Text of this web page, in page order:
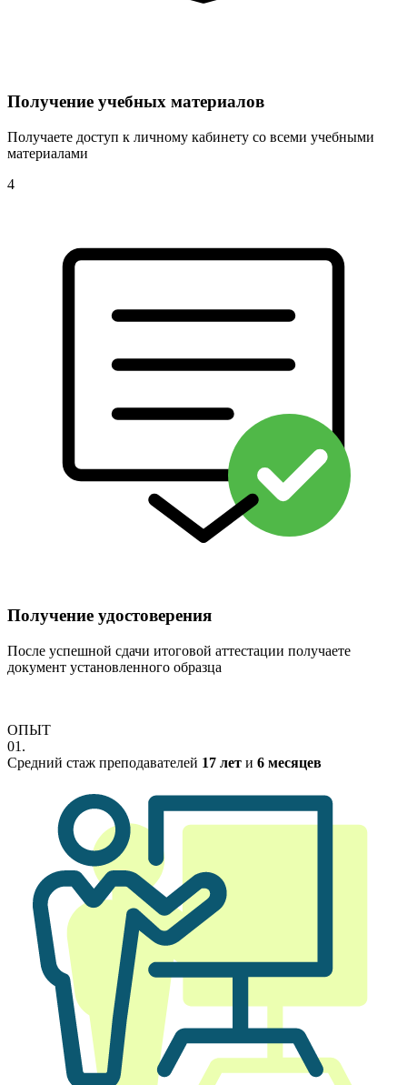
Получение учебных материалов
Получаете доступ к личному кабинету со всеми учебными
материалами
4
Получение удостоверения
После успешной сдачи итоговой аттестации получаете
документ установленного образца
ОПЫТ
01.
Средний стаж преподавателей 17 лет и 6 месяцев